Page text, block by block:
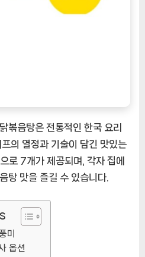
볶음탕은 전통적인 한국 요리
의 열정과 기술이 담긴 맛있는
로 7개가 제공되며, 각자 집에
탕 맛을 즐길 수 있습니다.
미
옵션